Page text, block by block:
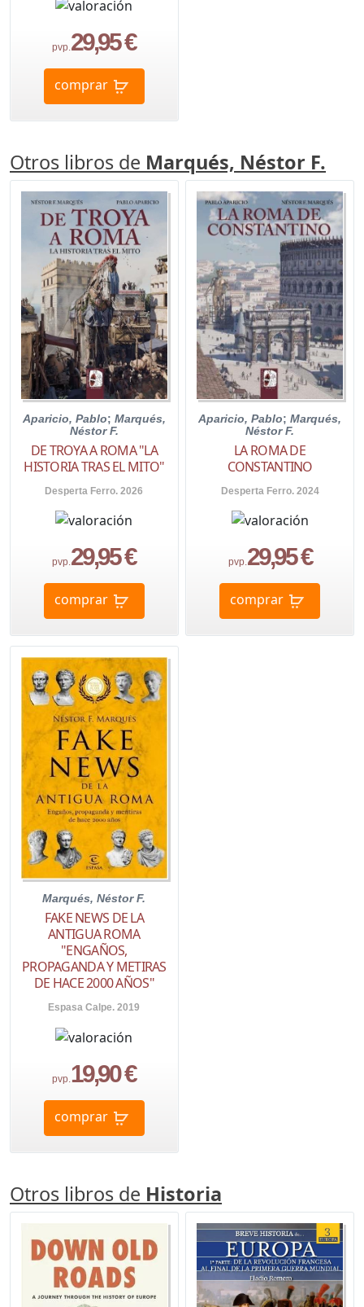
pvp.29,95 €
comprar
Otros libros de Marqués, Néstor F.
Aparicio, Pablo; Marqués,
Néstor F.
DE TROYA A ROMA "LA
HISTORIA TRAS EL MITO"
Desperta Ferro. 2026
pvp.29,95 €
comprar
Aparicio, Pablo;Marqués,
Néstor F.
LA ROMA DE
CONSTANTINO
Desperta Ferro. 2024
pvp.29,95 €
comprar
Marqués, Néstor F.
FAKE NEWS DE LA
ANTIGUA ROMA
"ENGAÑOS,
PROPAGANDA Y METIRAS
DE HACE 2000 AÑOS"
Espasa Calpe. 2019
pvp. 19,90 €
comprar
Otros libros de Historia